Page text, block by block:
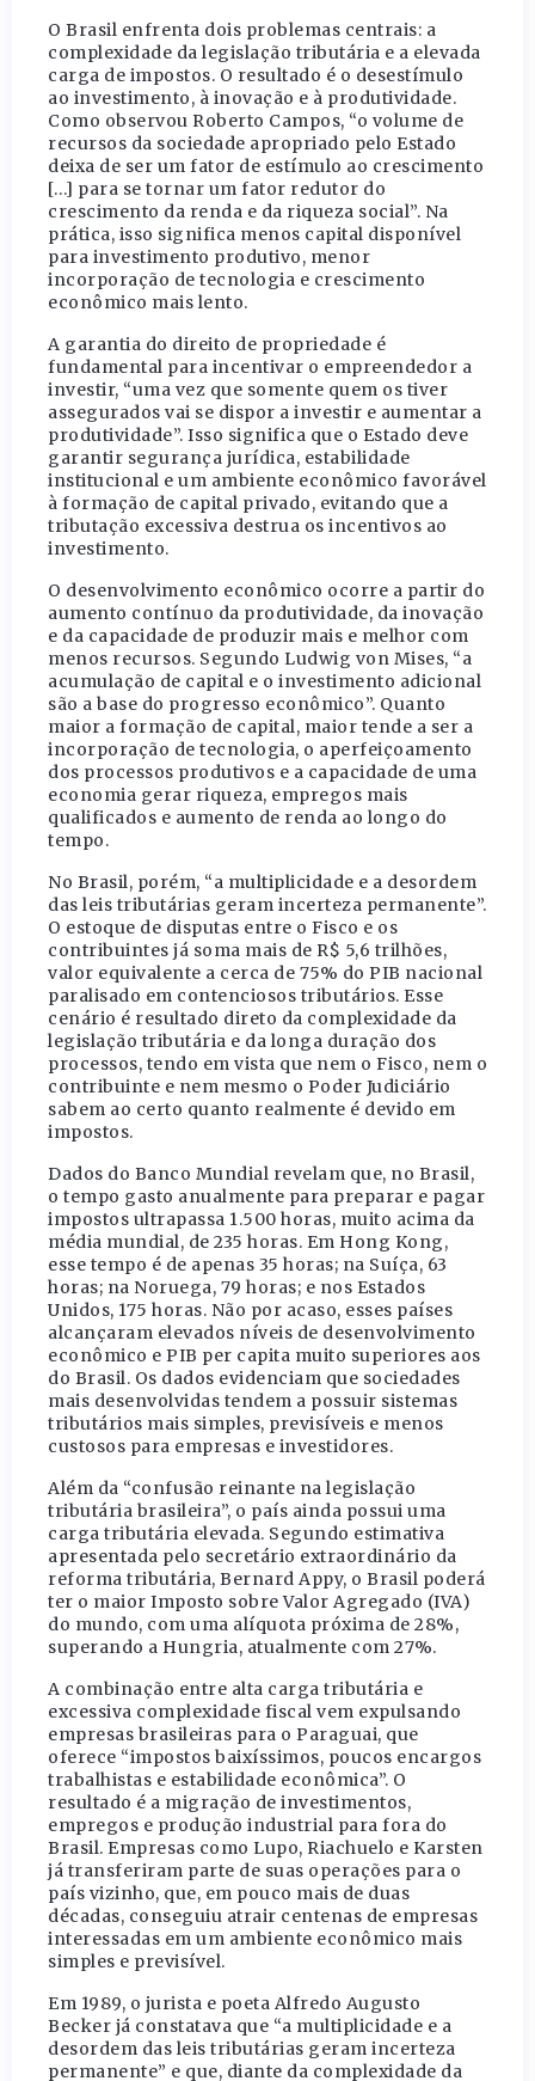
O Brasil enfrenta dois problemas centrais: a
complexidade da legislação tributária e a elevada
carga de impostos. O resultado é o desestímulo
ao investimento, à inovação e à produtividade.
Como observou Roberto Campos, “o volume de
recursos da sociedade apropriado pelo Estado
deixa de ser um fator de estímulo ao crescimento
[…] para se tornar um fator redutor do
crescimento da renda e da riqueza social”. Na
prática, isso significa menos capital disponível
para investimento produtivo, menor
incorporação de tecnologia e crescimento
econômico mais lento.
A garantia do direito de propriedade é
fundamental para incentivar o empreendedor a
investir, “uma vez que somente quem os tiver
assegurados vai se dispor a investir e aumentar a
produtividade”. Isso significa que o Estado deve
garantir segurança jurídica, estabilidade
institucional e um ambiente econômico favorável
à formação de capital privado, evitando que a
tributação excessiva destrua os incentivos ao
investimento.
O desenvolvimento econômico ocorre a partir do
aumento contínuo da produtividade, da inovação
e da capacidade de produzir mais e melhor com
menos recursos. Segundo Ludwig von Mises, “a
acumulação de capital e o investimento adicional
são a base do progresso econômico”. Quanto
maior a formação de capital, maior tende a ser a
incorporação de tecnologia, o aperfeiçoamento
dos processos produtivos e a capacidade de uma
economia gerar riqueza, empregos mais
qualificados e aumento de renda ao longo do
tempo.
No Brasil, porém, “a multiplicidade e a desordem
das leis tributárias geram incerteza permanente”.
O estoque de disputas entre o Fisco e os
contribuintes já soma mais de R$ 5,6 trilhões,
valor equivalente a cerca de 75% do PIB nacional
paralisado em contenciosos tributários. Esse
cenário é resultado direto da complexidade da
legislação tributária e da longa duração dos
processos, tendo em vista que nem o Fisco, nem o
contribuinte e nem mesmo o Poder Judiciário
sabem ao certo quanto realmente é devido em
impostos.
Dados do Banco Mundial revelam que, no Brasil,
o tempo gasto anualmente para preparar e pagar
impostos ultrapassa 1.500 horas, muito acima da
média mundial, de 235 horas. Em Hong Kong,
esse tempo é de apenas 35 horas; na Suíça, 63
horas; na Noruega, 79 horas; e nos Estados
Unidos, 175 horas. Não por acaso, esses países
alcançaram elevados níveis de desenvolvimento
econômico e PIB per capita muito superiores aos
do Brasil. Os dados evidenciam que sociedades
mais desenvolvidas tendem a possuir sistemas
tributários mais simples, previsíveis e menos
custosos para empresas e investidores.
Além da “confusão reinante na legislação
tributária brasileira”, o país ainda possui uma
carga tributária elevada. Segundo estimativa
apresentada pelo secretário extraordinário da
reforma tributária, Bernard Appy, o Brasil poderá
ter o maior Imposto sobre Valor Agregado (IVA)
do mundo, com uma alíquota próxima de 28%,
superando a Hungria, atualmente com 27%.
A combinação entre alta carga tributária e
excessiva complexidade fiscal vem expulsando
empresas brasileiras para o Paraguai, que
oferece “impostos baixíssimos, poucos encargos
trabalhistas e estabilidade econômica”. O
resultado é a migração de investimentos,
empregos e produção industrial para fora do
Brasil. Empresas como Lupo, Riachuelo e Karsten
já transferiram parte de suas operações para o
país vizinho, que, em pouco mais de duas
décadas, conseguiu atrair centenas de empresas
interessadas em um ambiente econômico mais
simples e previsível.
Em 1989, o jurista e poeta Alfredo Augusto
Becker já constatava que “a multiplicidade e a
desordem das leis tributárias geram incerteza
permanente” e que, diante da complexidade da